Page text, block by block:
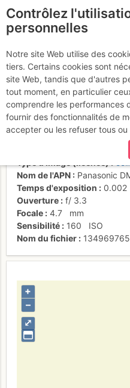
Soum de
Hoo et
Activités
Date/heure
Nom de l'APN
Panasonic
Temps d'exposition
0.002
Ouverture
f/ 3.3
Focale
4.7
mm
Sensibilité
160
ISO
Nom du fichier
⤢
+
–
Contrôlez
personnelles
Notre site Web utilise des
tiers. Certains cookies sont
site Web, tandis que d'autres
tout moment, en particulier
comprendre les performances
fournir des fonctionnalités de
accepter ou les refuser tous ou